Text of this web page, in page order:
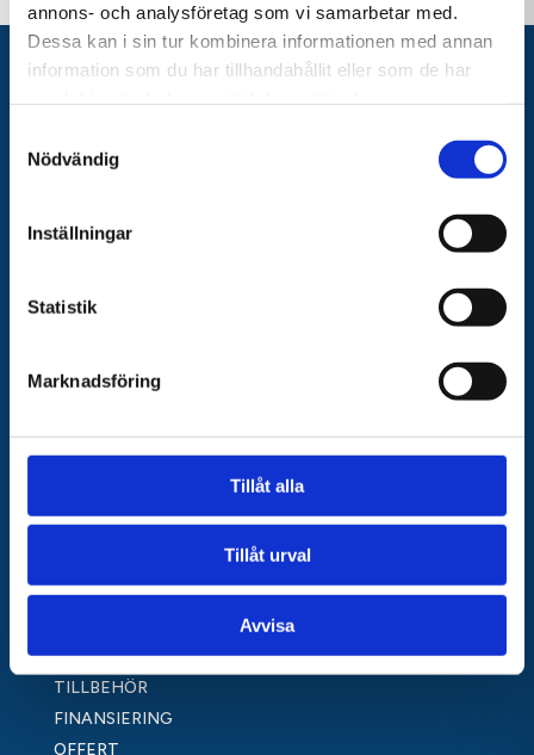
annons- och analysföretag som vi samarbetar med.
Dessa kan i sin tur kombinera informationen med annan
information som du har tillhandahållit eller som de har
Nödvändig
Inställningar
Statistik
Marknadsföring
Tillåt alla
Tillåt urval
Avvisa
Showroom vägbeskrivning
+46 (0)733 325 000
Integritetspolicy
SPABAD
BADTUNNA
TILLBEHÖR
FINANSIERING
OFFERT